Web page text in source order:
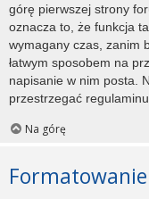
górę pierwszej strony
oznacza to, że funkcja ta
wymagany czas, zanim
łatwym sposobem na
napisanie w nim posta.
przestrzegać
Na górę